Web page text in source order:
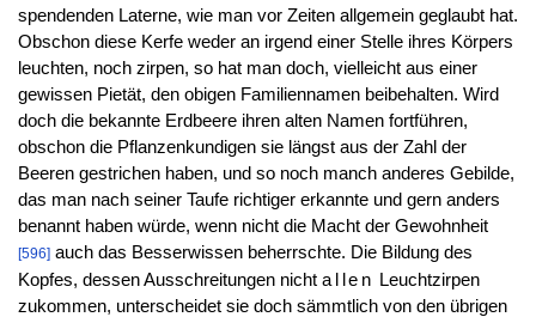
spendenden Laterne, wie man vor Zeiten allgemein geglaubt hat.
Obschon diese Kerfe weder an irgend einer Stelle ihres Körpers
leuchten, noch zirpen, so hat man doch, vielleicht aus einer
gewissen Pietät, den obigen Familiennamen beibehalten. Wird
doch die bekannte Erdbeere ihren alten Namen fortführen,
obschon die Pflanzenkundigen sie längst aus der Zahl der
Beeren gestrichen haben, und so noch manch anderes Gebilde,
das man nach seiner Taufe richtiger erkannte und gern anders
benannt haben würde, wenn nicht die Macht der Gewohnheit
[596]auch das Besserwissen beherrschte. Die Bildung des
Kopfes, dessen Ausschreitungen nicht allen Leuchtzirpen
zukommen, unterscheidet sie doch sämmtlich von den übrigen